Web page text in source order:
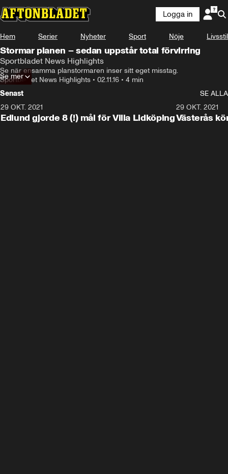
Logga in
Hem Serier Nyheter Sport Nöje Livsstil
Stormar planen – sedan uppstår total förvirring
Sportbladet News Highlights
Se när ensamma planstormaren inser sitt eget misstag.
Sportbladet News Highlights • 02.11.16 • 4 min
Se mer
Senast
SE ALLA
29 OKT. 2021
Edlund gjorde 8 (!) mål för Villa Lidköping
29 OKT. 2021
Västerås